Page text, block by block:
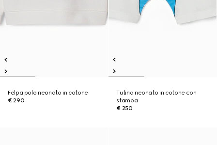
Felpa polo neonato in cotone
€ 290
Tutina neonato in cotone con
stampa
€ 250